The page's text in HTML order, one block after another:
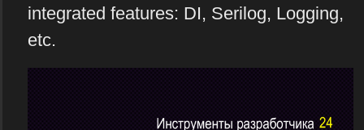
integrated features: DI, Serilog, Logging,
etc.